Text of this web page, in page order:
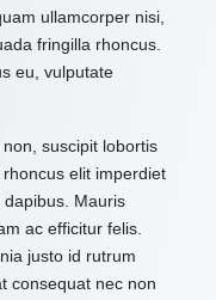
ullamcorper nisi,
fringilla rhoncus.
eu, vulputate
suscipit lobortis
elit imperdiet
Mauris
ac efficitur felis.
justo id rutrum
consequat nec non